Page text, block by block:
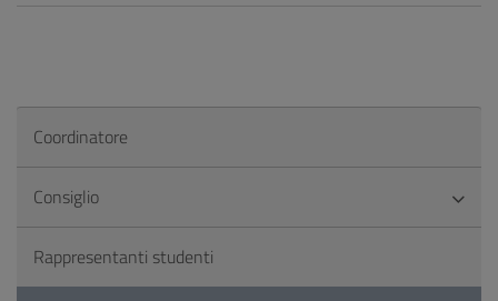
Coordinatore
Consiglio
Rappresentanti studenti